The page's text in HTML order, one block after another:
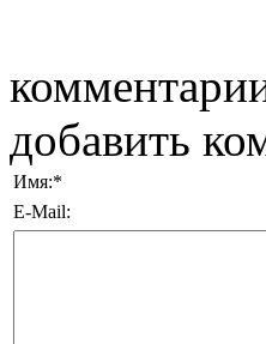
добавить
Имя:*
E-Mail: